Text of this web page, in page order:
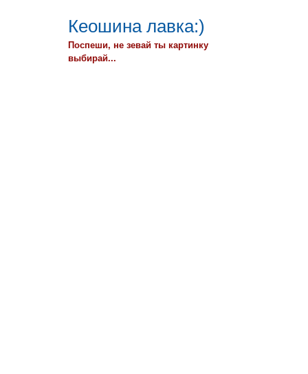
Кеошина лавка:)
Поспеши, не зевай ты картинку
выбирай...